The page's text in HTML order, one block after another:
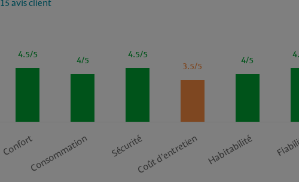
15 avis client
4.5/5
Confort
4/5
Consommation
4.5/5
Sécurité
3.5/5
Coût d’entretien
4/5
Habitabilité